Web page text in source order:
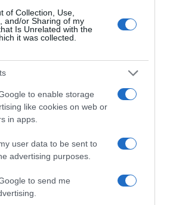
of Collection, Use,
and/or Sharing of my
Is Unrelated with the
it was collected.
to enable storage
like cookies on web or
in apps.
user data to be sent to
advertising purposes.
to send me
segít eltávolítani az elhalt
a vérkeringést, és üdébbé teszi a
Pinterest
,kert,Kávézacc,jótékony
Következő bejegyzés